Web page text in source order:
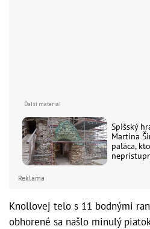
Spišský
Martina
paláca,
Reklama
Knollovej telo s 11 bodnými
obhorené sa našlo minulý